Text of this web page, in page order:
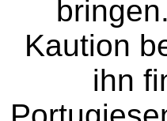
Kaution
ihn